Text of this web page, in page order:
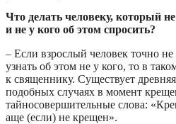
Что делать человеку, который
и не у кого об этом спросить?
– Если взрослый человек точно
узнать об этом не у кого, то в
к священнику. Существует
подобных случаях в момент
тайносовершительные слова:
аще (если) не крещен».